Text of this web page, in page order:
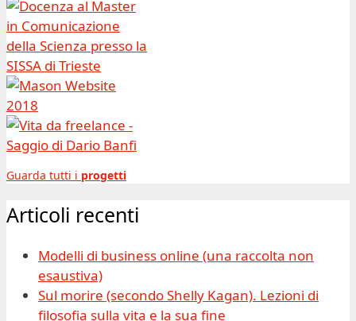
Guarda tutti i progetti
Articoli recenti
Modelli di business online (una raccolta non
esaustiva)
Sul morire (secondo Shelly Kagan). Lezioni di
filosofia sulla vita e la sua fine